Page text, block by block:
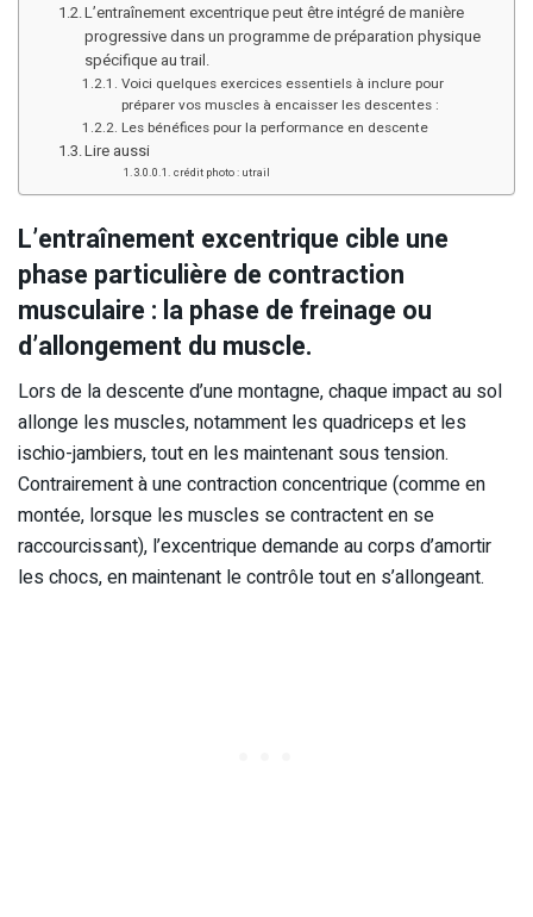
L’entraînement excentrique peut être intégré de manière
progressive dans un programme de préparation physique
spécifique au trail.
Voici quelques exercices essentiels à inclure pour
préparer vos muscles à encaisser les descentes :
Les bénéfices pour la performance en descente
Lire aussi
crédit photo : utrail
L’entraînement excentrique cible une
phase particulière de contraction
musculaire : la phase de freinage ou
d’allongement du muscle.
Lors de la descente d’une montagne, chaque impact au sol
allonge les muscles, notamment les quadriceps et les
ischio-jambiers, tout en les maintenant sous tension.
Contrairement à une contraction concentrique (comme en
montée, lorsque les muscles se contractent en se
raccourcissant), l’excentrique demande au corps d’amortir
les chocs, en maintenant le contrôle tout en s’allongeant.